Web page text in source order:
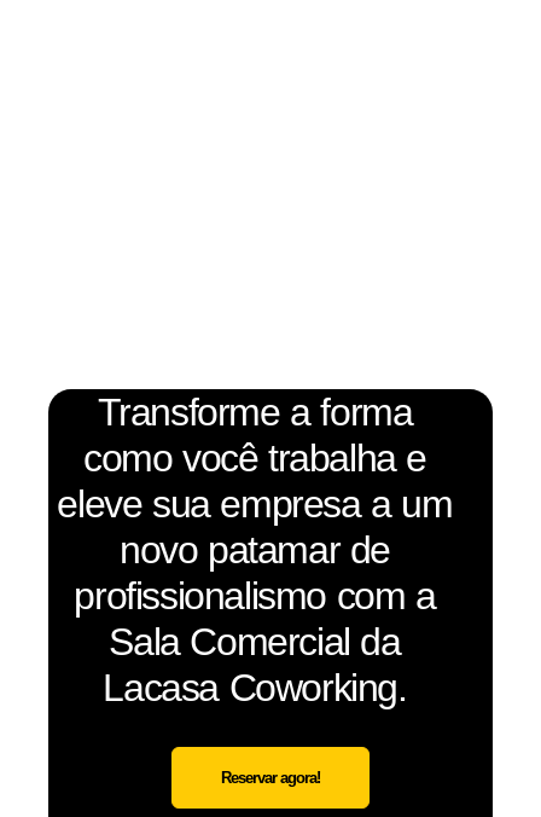
Transforme a forma
como você trabalha e
eleve sua empresa a um
novo patamar de
profissionalismo com a
Sala Comercial da
Lacasa Coworking.
Reservar agora!